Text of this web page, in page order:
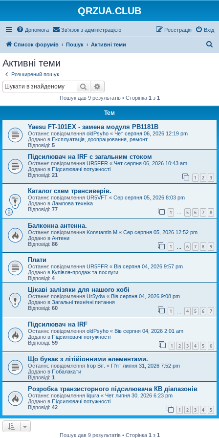
QRZUA.CLUB
Допомога Зв'язок з адміністрацією Вхід
Реєстрація
Список форумів Пошук Активні теми
Активні теми
Розширений пошук
Пошук
Пошук дав 9 результатів • Сторінка 1 з 1
Тем
Yaesu FT-101EX - замена модуля PB1181B
Останнє повідомлення oldPsyho « Чет серпня 06, 2026 12:19 pm
Додано в Експлуатація, доопрацювання, ремонт
Відповіді: 5
Підсилювач на IRF с загальним стоком
Останнє повідомлення UR5FFR « Чет серпня 06, 2026 10:43 am
Додано в Підсилювачі потужності
Відповіді: 21 1 2 3
Каталог схем трансиверів.
Останнє повідомлення UR5VFT « Сер серпня 05, 2026 8:03 pm
Додано в Лампова техніка
Відповіді: 77 1 … 5 6 7 8
Балконна антенна.
Останнє повідомлення Konstantin M « Сер серпня 05, 2026 12:52 pm
Додано в Антени
Відповіді: 86 1 6 7 8 9
Плати
Останнє повідомлення UR5FFR « Вів серпня 04, 2026 9:57 pm
Додано в Купівля-продаж та послуги
Відповіді: 4
Цікаві залізяки для нашого хобі
Останнє повідомлення Ur5ydw « Вів серпня 04, 2026 9:08 pm
Додано в Загальні технічні питання
Відповіді: 60 1 4 5 6 7
Підсилювач на IRF
Останнє повідомлення oldPsyho « Вів серпня 04, 2026 2:01 am
Додано в Підсилювачі потужності
Відповіді: 59 1 2 3 4 5 6
Що буває з літійіонними елементами.
Останнє повідомлення Ігор Віт. « П'ят липня 31, 2026 7:52 pm
Додано в Побалакати
Відповіді: 1
Розробка транзисторного підсилювача КВ діапазонів
Останнє повідомлення liqura « Чет липня 30, 2026 6:23 pm
Додано в Підсилювачі потужності
Відповіді: 42 1 2 3 4 5
Пошук дав 9 результатів • Сторінка 1 з 1